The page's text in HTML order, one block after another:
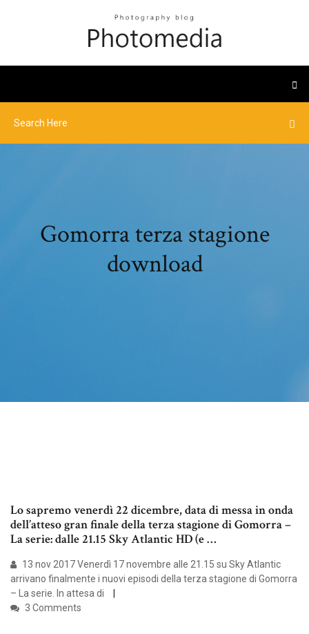
Gomorra terza stagione
download
Lo sapremo venerdì 22 dicembre, data di messa in onda
dell’atteso gran finale della terza stagione di Gomorra –
La serie: dalle 21.15 Sky Atlantic HD (e …
13 nov 2017 Venerdì 17 novembre alle 21.15 su Sky Atlantic
arrivano finalmente i nuovi episodi della terza stagione di Gomorra
– La serie. In attesa di
3 Comments